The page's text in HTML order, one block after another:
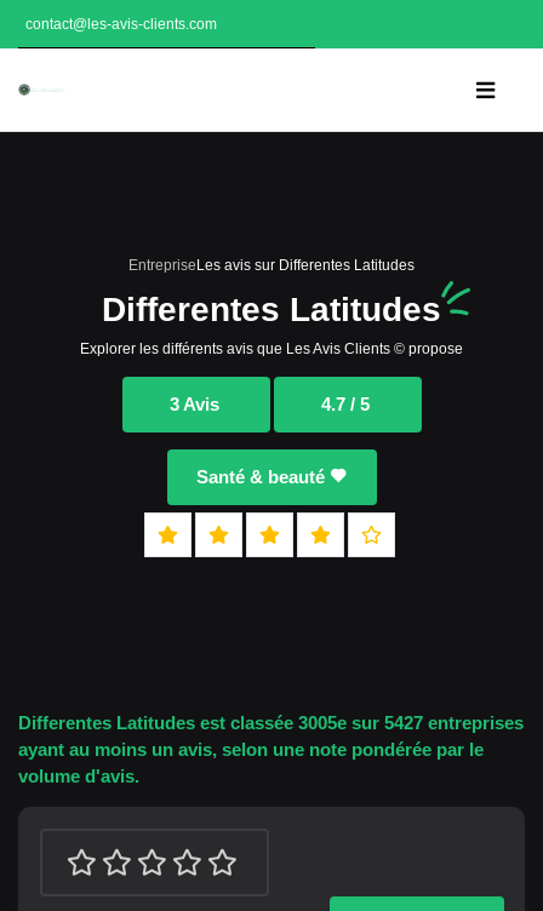
contact@les-avis-clients.com
Entreprise Les avis sur Differentes Latitudes
Differentes Latitudes
Explorer les différents avis que Les Avis Clients © propose
3 Avis 4.7 / 5
Santé & beauté
Differentes Latitudes est classée 3005e sur 5427 entreprises
ayant au moins un avis, selon une note pondérée par le
volume d'avis.